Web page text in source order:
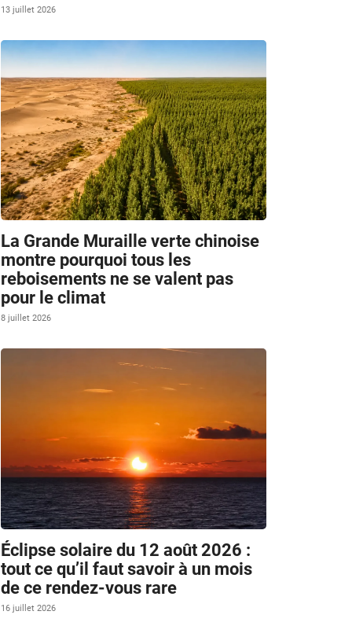
13 juillet 2026
La Grande Muraille verte chinoise
montre pourquoi tous les
reboisements ne se valent pas
pour le climat
8 juillet 2026
Éclipse solaire du 12 août 2026 :
tout ce qu’il faut savoir à un mois
de ce rendez-vous rare
16 juillet 2026